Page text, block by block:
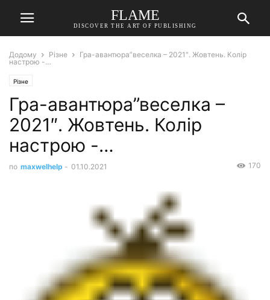
FLAME
DISCOVER THE ART OF PUBLISHING
Додому Різне
Гра-авантюра”веселка – 2021″. Жовтень. Колір
настрою -…
Різне
Гра-авантюра”веселка –
2021″. Жовтень. Колір
настрою -…
по maxwelhelp - 01.10.2021 170